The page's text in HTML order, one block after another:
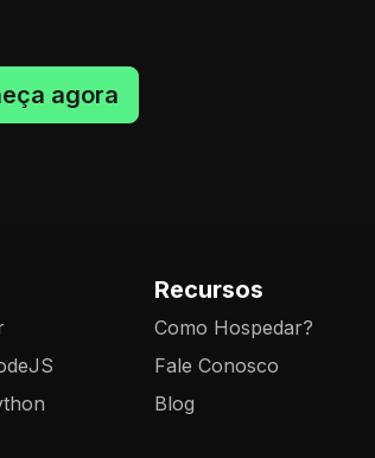
agora
Recursos
Como Hospedar?
Fale Conosco
Blog